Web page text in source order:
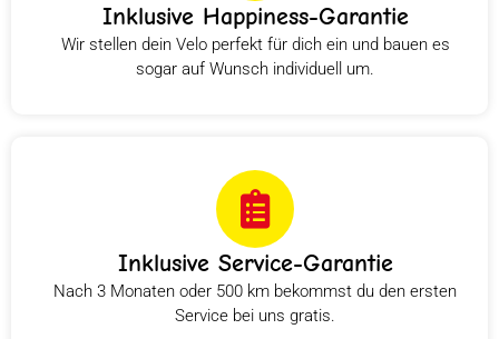
Inklusive Happiness-Garantie
Wir stellen dein Velo perfekt für dich ein und bauen es
sogar auf Wunsch individuell um.
Inklusive Service-Garantie
Nach 3 Monaten oder 500 km bekommst du den ersten
Service bei uns gratis.